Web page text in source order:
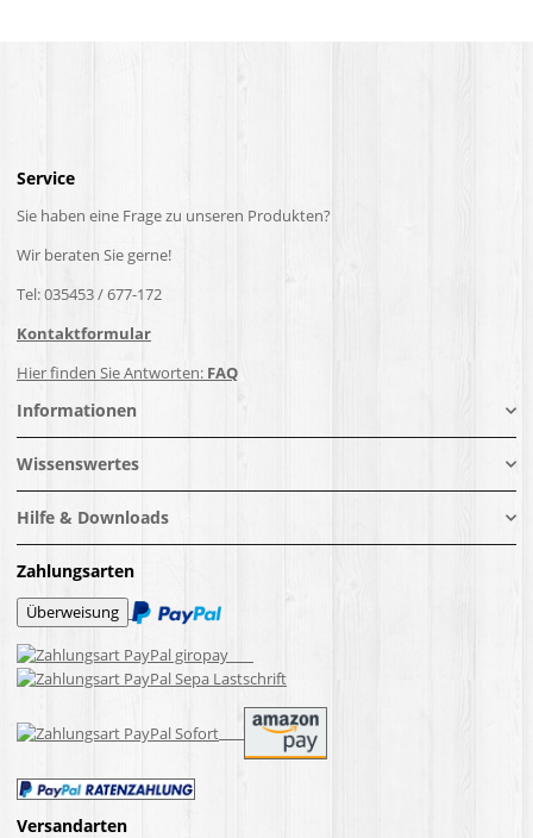
Service
Sie haben eine Frage zu unseren Produkten?
Wir beraten Sie gerne!
Tel: 035453 / 677-172
Kontaktformular
Hier finden Sie Antworten: FAQ
Informationen
Wissenswertes
Hilfe & Downloads
Zahlungsarten
Versandarten